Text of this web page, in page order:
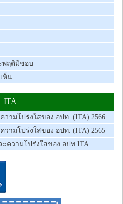
พฤติมิชอบ
ห็น
ITA
ามโปร่งใสของ อปท. (ITA) 2566
ามโปร่งใสของ อปท. (ITA) 2565
ความโปร่งใสของ อปท.ITA